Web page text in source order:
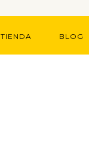
TIENDA BLOG